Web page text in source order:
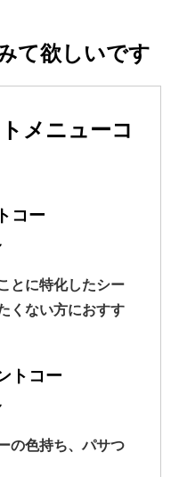
て欲しいです
メニューコ
コー
とに特化したシー
くない方におすす
トコー
の色持ち、パサつ